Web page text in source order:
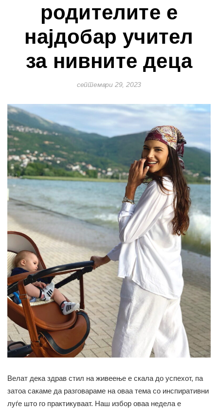
родителите е
најдобар учител
за нивните деца
септември 29, 2023
Велат дека здрав стил на живеење е скала до успехот, па
затоа сакаме да разговараме на оваа тема со инспиративни
луѓе што го практикуваат. Наш избор оваа недела е